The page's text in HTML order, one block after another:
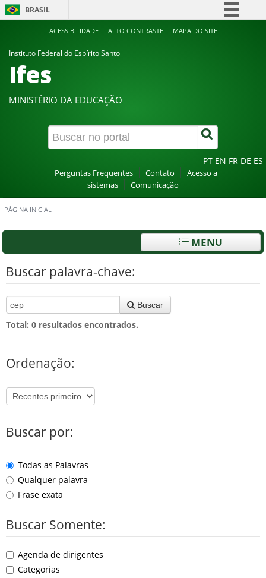
BRASIL
Simplifique!
Canais
ACESSIBILIDADE ALTO CONTRASTE MAPA DO SITE
Instituto Federal do Espírito Santo
Ifes
MINISTÉRIO DA EDUCAÇÃO
PT EN FR DE ES
Perguntas Frequentes Contato
Acesso a
sistemas
Comunicação
PÁGINA INICIAL
MENU
Buscar palavra-chave:
Buscar
Total: 0 resultados encontrados.
Ordenação:
Buscar por:
Todas as Palavras
Qualquer palavra
Frase exata
Buscar Somente:
Agenda de dirigentes
Categorias